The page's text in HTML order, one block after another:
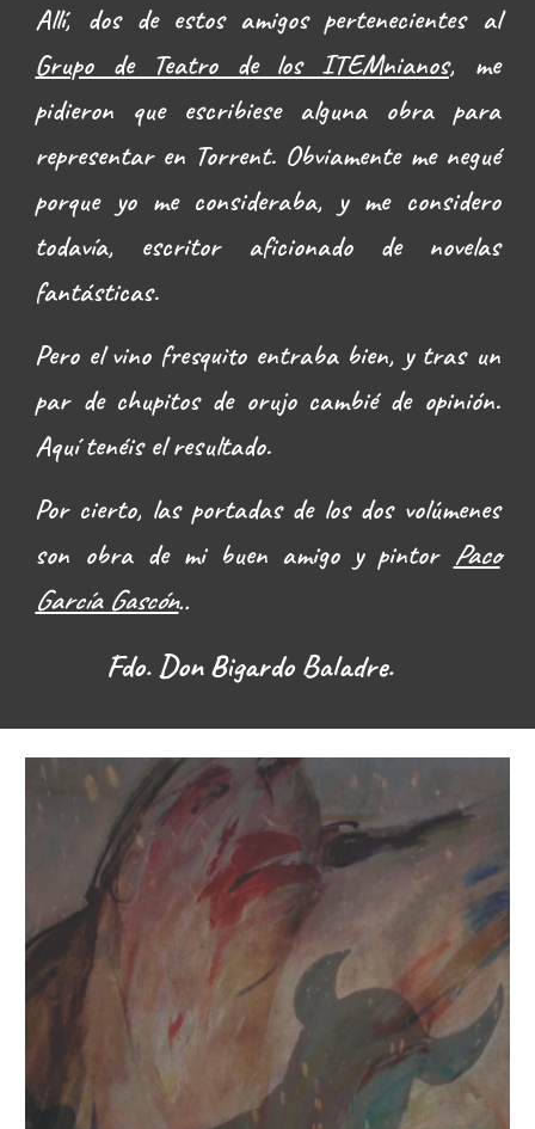
Allí, dos de estos amigos pertenecientes al
Grupo de Teatro de los ITEMnianos, me
pidieron que escribiese alguna obra para
representar en Torrent. Obviamente me negué
porque yo me consideraba, y me considero
todavía, escritor aficionado de novelas
fantásticas.
Pero el vino fresquito entraba bien, y tras un
par de chupitos de orujo cambié de opinión.
Aquí tenéis el resultado.
Por cierto, las portadas de los dos volúmenes
son obra de mi buen amigo y pintor Paco
García Gascón..
Fdo.Don Bigardo Baladre.